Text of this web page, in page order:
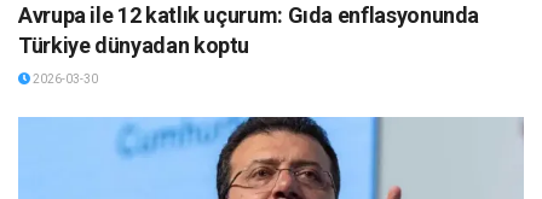
Avrupa ile 12 katlık uçurum: Gıda enflasyonunda
Türkiye dünyadan koptu
2026-03-30